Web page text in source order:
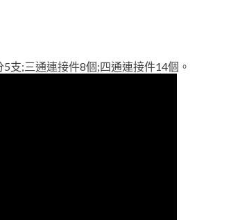
支;三通連接件8個;四通連接件14個。